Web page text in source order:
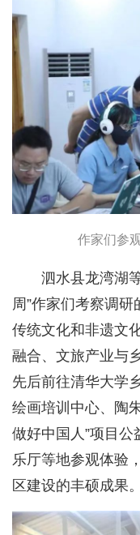
作家们参
泗水县龙湾湖
周”作家们考察调
传统文化和非遗文
融合、文旅产业与
先后前往清华大学
绘画培训中心、陶
做好中国人”项目
乐厅等地参观体验
区建设的丰硕成果。